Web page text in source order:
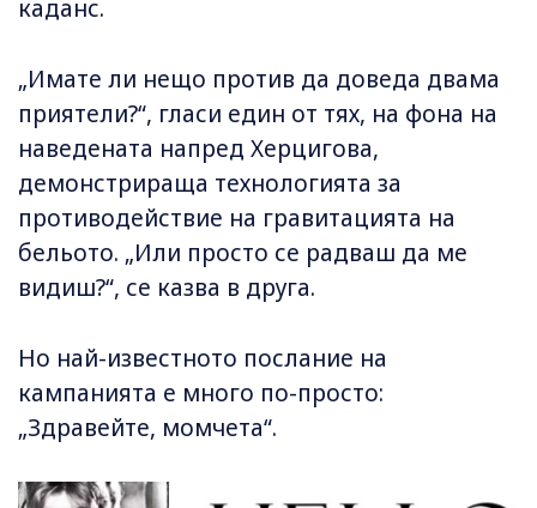
каданс.
„Имате ли нещо против да доведа двама
приятели?“, гласи един от тях, на фона на
наведената напред Херцигова,
демонстрираща технологията за
противодействие на гравитацията на
бельото. „Или просто се радваш да ме
видиш?“, се казва в друга.
Но най-известното послание на
кампанията е много по-просто:
„Здравейте, момчета“.